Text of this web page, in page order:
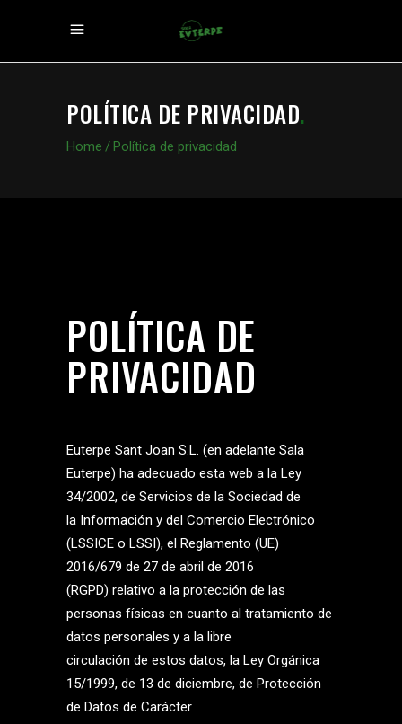
POLÍTICA DE PRIVACIDAD.
Home /Política de privacidad
POLÍTICA DE
PRIVACIDAD
Euterpe Sant Joan S.L. (en adelante Sala
Euterpe) ha adecuado esta web a la Ley
34/2002, de Servicios de la Sociedad de
la Información y del Comercio Electrónico
(LSSICE o LSSI), el Reglamento (UE)
2016/679 de 27 de abril de 2016
(RGPD) relativo a la protección de las
personas físicas en cuanto al tratamiento de
datos personales y a la libre
circulación de estos datos, la Ley Orgánica
15/1999, de 13 de diciembre, de Protección
de Datos de Carácter